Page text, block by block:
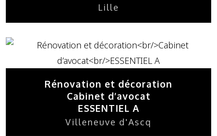
Lille
Rénovation et décoration
Cabinet d’avocat
ESSENTIEL A
Villeneuve d'Ascq